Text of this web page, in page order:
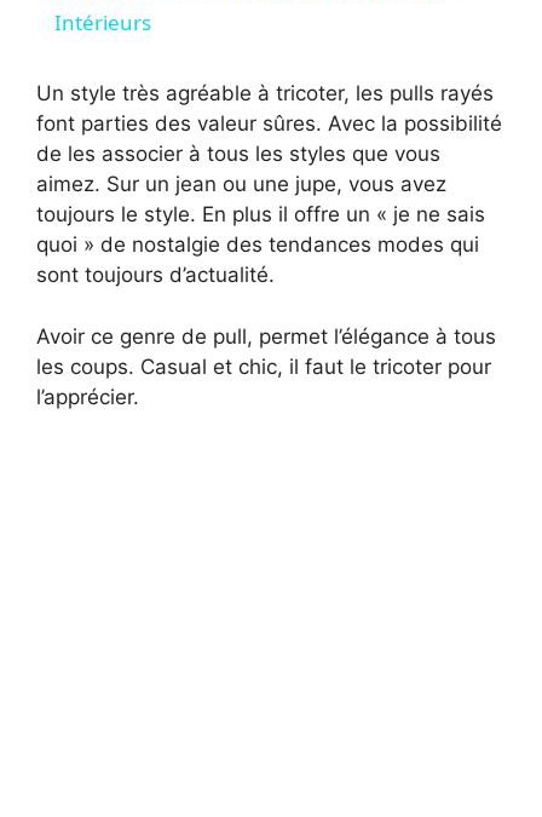
y
V
i
e
Intérieurs
Un style très agréable à tricoter, les pulls rayés
font parties des valeur sûres. Avec la possibilité
de les associer à tous les styles que vous
aimez. Sur un jean ou une jupe, vous avez
toujours le style. En plus il offre un « je ne sais
quoi » de nostalgie des tendances modes qui
sont toujours d’actualité.
Avoir ce genre de pull, permet l’élégance à tous
les coups. Casual et chic, il faut le tricoter pour
l’apprécier.